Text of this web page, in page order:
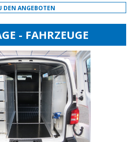
DEN ANGEBOTEN
- FAHRZEUGE